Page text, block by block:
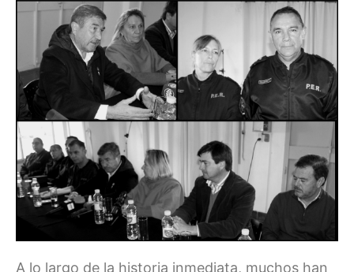
A lo largo de la historia inmediata, muchos han